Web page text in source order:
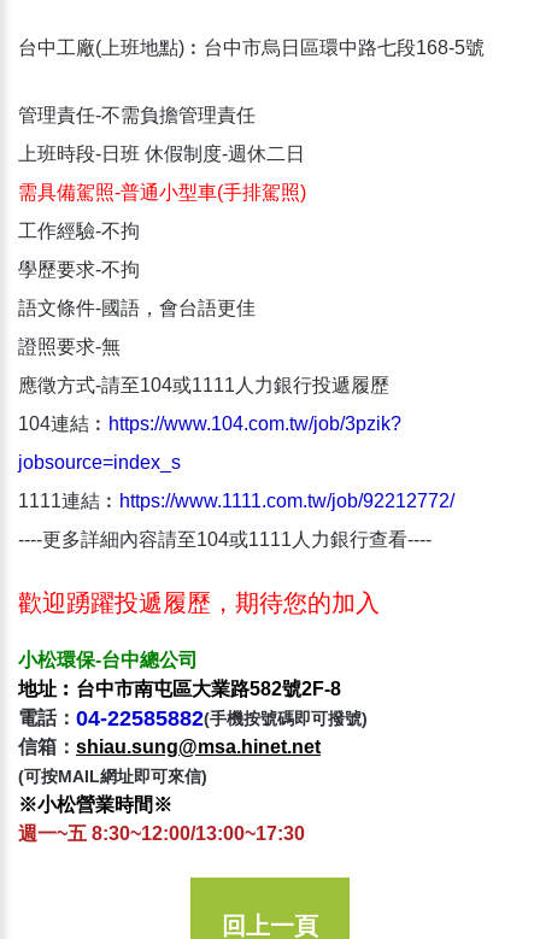
台中工廠(上班地點)︰台中市烏日區環中路七段168-5號
管理責任-不需負擔管理責任
上班時段-日班 休假制度-週休二日
需具備駕照-普通小型車(手排駕照)
工作經驗-不拘
學歷要求-不拘
語文條件-國語，會台語更佳
證照要求-無
應徵方式-請至104或1111人力銀行投遞履歷
104連結︰ https://www.104.com.tw/job/3pzik?
jobsource=index_s
1111連結︰ https://www.1111.com.tw/job/92212772/
----更多詳細內容請至104或1111人力銀行查看----
歡迎踴躍投遞履歷，期待您的加入
小松環保-台中總公司
地址︰台中市南屯區大業路582號2F-8
電話： 04-22585882(手機按號碼即可撥號)
信箱：​ shiau.sung@msa.hinet.net
(可按MAIL網址即可來信)
※小松營業時間※
週一~五 8:30~12:00/13:00~17:30
回上一頁